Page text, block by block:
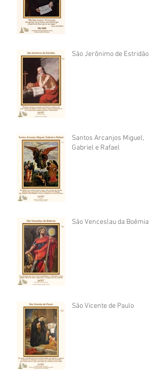
São Jerônimo de Estridão
Santos Arcanjos Miguel,
Gabriel e Rafael
São Venceslau da Boêmia
São Vicente de Paulo